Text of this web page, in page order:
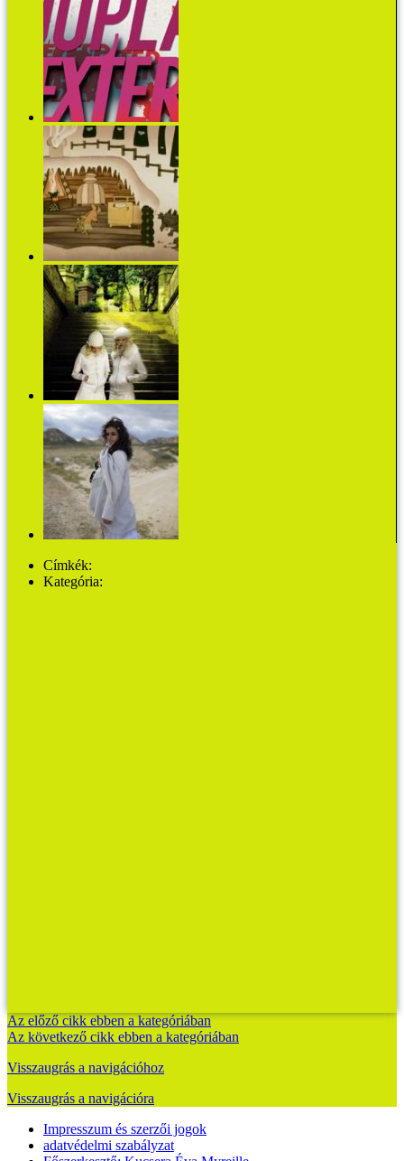
Címkék:
Kategória:
Az előző cikk ebben a kategóriában
Az következő cikk ebben a kategóriában
Visszaugrás a navigációhoz
Visszaugrás a navigációra
Impresszum és szerzői jogok
adatvédelmi szabályzat